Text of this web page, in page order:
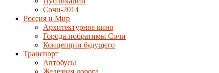
Сочи-2014
Россия и Мир
Архитектурное кино
Города-побратимы Сочи
Концепции будущего
Транспорт
Автобусы